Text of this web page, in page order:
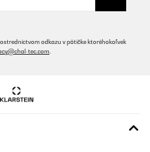
odkazu v pätičke ktoréhokoľvek
tec.com